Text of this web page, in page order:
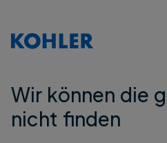
Wir können die
nicht finden